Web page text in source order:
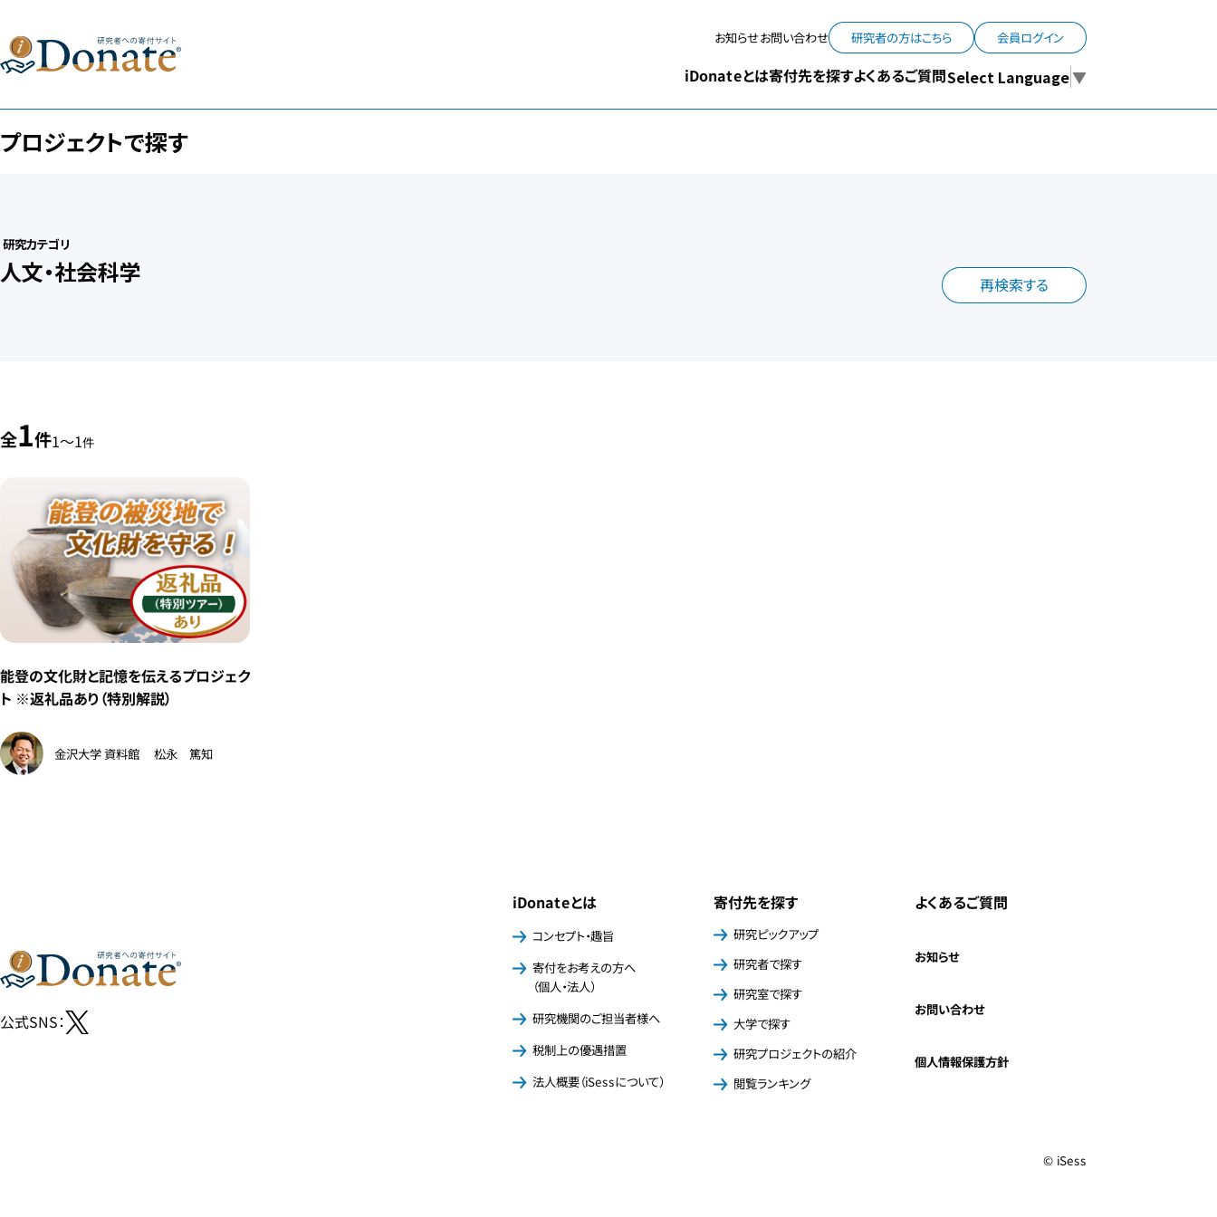
お知らせお問い合わせ 研究者の方はこちら 会員ログイン
iDonateとは寄付先を探すよくあるご質問Select Language▼
プロジェクトで探す
研究カテゴリ
人文・社会科学 再検索する
全1件1〜1件
能登の文化財と記憶を伝えるプロジェク
ト ※返礼品あり（特別解説）
金沢大学 資料館 松永 篤知
公式SNS：
iDonateとは
コンセプト・趣旨
寄付をお考えの方へ
（個人・法人）
研究機関のご担当者様へ
税制上の優遇措置
法人概要（iSessについて）
寄付先を探す
研究ピックアップ
研究者で探す
研究室で探す
大学で探す
研究プロジェクトの紹介
閲覧ランキング
よくあるご質問
お知らせ
お問い合わせ
個人情報保護方針
© iSess